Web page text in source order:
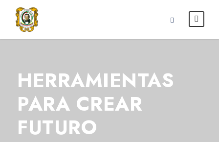
HERRAMIENTAS
PARA CREAR
FUTURO